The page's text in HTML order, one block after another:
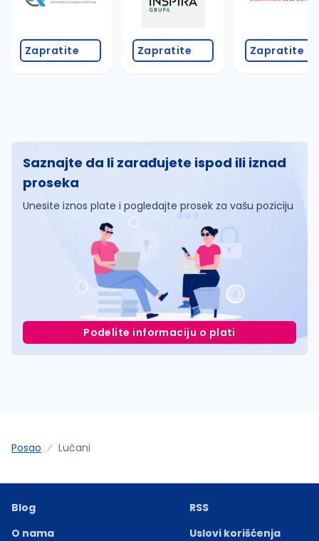
Zapratite Zapratite Zapratite
Saznajte da li zarađujete ispod ili iznad
proseka
Unesite iznos plate i pogledajte prosek za vašu poziciju
Podelite informaciju o plati
Posao Lučani
Blog
O nama
RSS
Uslovi korišćenja